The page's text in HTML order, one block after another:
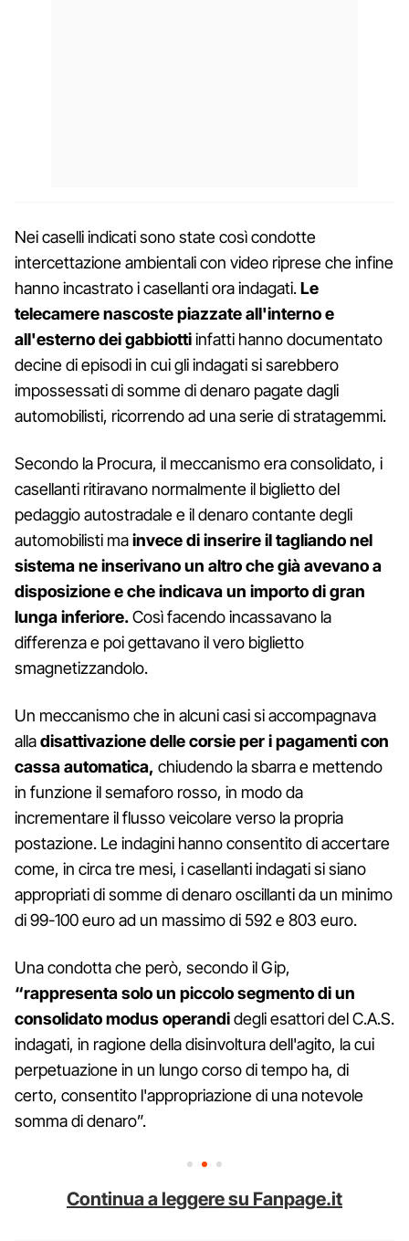
Nei caselli indicati sono state così condotte
intercettazione ambientali con video riprese che infine
hanno incastrato i casellanti ora indagati.Le
telecamere nascoste piazzate all'interno e
all'esterno dei gabbiottiinfatti hanno documentato
decine di episodi in cui gli indagati si sarebbero
impossessati di somme di denaro pagate dagli
automobilisti, ricorrendo ad una serie di stratagemmi.
Secondo la Procura, il meccanismo era consolidato, i
casellanti ritiravano normalmente il biglietto del
pedaggio autostradale e il denaro contante degli
automobilisti mainvece di inserire il tagliando nel
sistema ne inserivano un altro che già avevano a
disposizione e che indicava un importo di gran
lunga inferiore.Così facendo incassavano la
differenza e poi gettavano il vero biglietto
smagnetizzandolo.
Un meccanismo che in alcuni casi si accompagnava
alladisattivazione delle corsie per i pagamenti con
cassa automatica, chiudendo la sbarra e mettendo
in funzione il semaforo rosso, in modo da
incrementare il flusso veicolare verso la propria
postazione. Le indagini hanno consentito di accertare
come, in circa tre mesi, i casellanti indagati si siano
appropriati di somme di denaro oscillanti da un minimo
di 99-100 euro ad un massimo di 592 e 803 euro.
Una condotta che però, secondo il Gip,
“rappresenta solo un piccolo segmento di un
consolidato modus operandidegli esattori del C.A.S.
indagati, in ragione della disinvoltura dell'agito, la cui
perpetuazione in un lungo corso di tempo ha, di
certo, consentito l'appropriazione di una notevole
somma di denaro”.
Continua a leggere su Fanpage.it